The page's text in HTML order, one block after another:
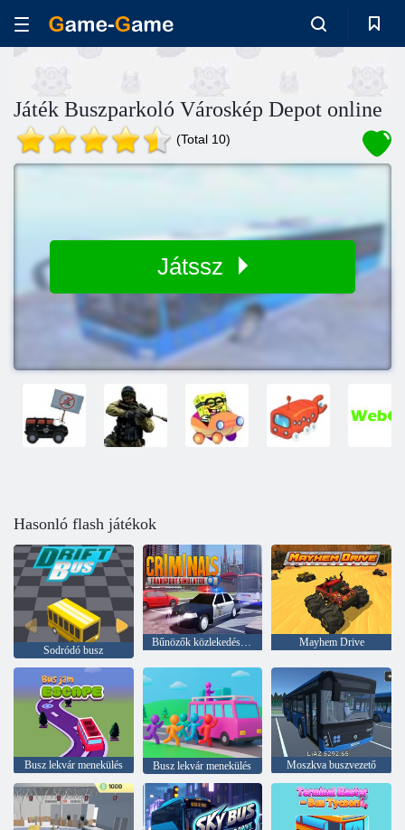
Játék Buszparkoló Városkép Depot online
(Total 10)
Játssz
Hasonló flash játékok
Sodródó busz
Bűnözők közlekedési szimulátor Mayhem Drive
Busz lekvár menekülés Busz lekvár menekülés Moszkva buszvezető